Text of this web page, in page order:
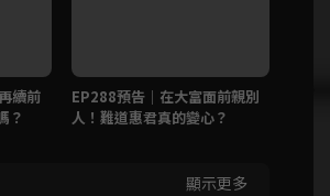
續前
？
EP288預告｜在大富面前親別
人！難道惠君真的變心？
顯示更多